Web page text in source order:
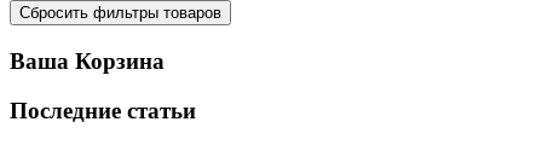
Ваша Корзина
Последние статьи